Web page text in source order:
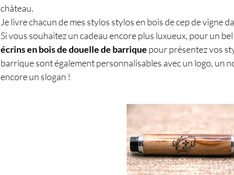
château.
Je livre chacun de mes stylos stylos en bois de cep de vigne
Si vous souhaitez un cadeau encore plus luxueux, pour un
écrins en bois de douelle de barrique pour présentez vos
barrique sont également personnalisables avec un logo, un
encore un slogan !